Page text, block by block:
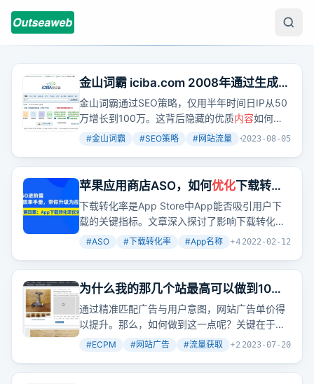
金山词霸 iciba.com 2008年通过生成页
面，半年时间日IP从50万增长到100万
金山词霸通过SEO策略，仅用半年时间日IP从50
万增长到100万。这背后隐藏的优质内容如何被
搜索引擎发现？
#金山词霸 #SEO策略 #网站流量 +2
2023-08-05
苹果应用商店ASO，如何优化下载转化
率？如何提高App下载转化率？（进阶
篇四）
下载转化率是App Store中App能否吸引用户下
载的关键指标。文章深入探讨了影响下载转化率
的多个因素，包括App名称、副标题、图标、宣
提供了具体的优化策略。
#ASO #下载转化率 #App名称 +4 2022-02-12
为什么我的那几个站最高可以做到10美
元的ECPM？
通过精准匹配广告与用户意图，网站广告单价得
以提升。那么，如何做到这一点呢？关键在于让
网页内容 与广告位内容
紧密相关，从而吸引有购
#ECPM #网站广告 #流量获取 +2 2023-07-20